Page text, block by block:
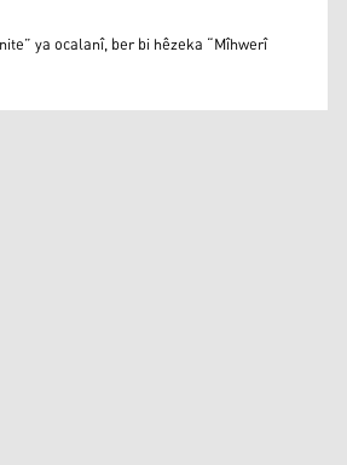
ya ocalanî, ber bi hêzeka “Mîhwerî